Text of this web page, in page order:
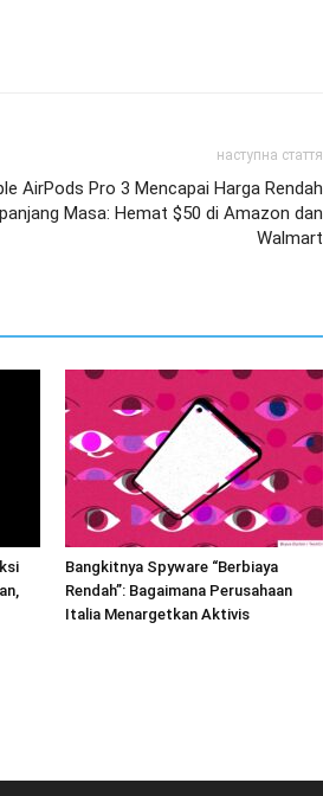
наступна стаття
AirPods Pro 3 Mencapai Harga Rendah
Masa: Hemat $50 di Amazon dan
Walmart
Bangkitnya Spyware “Berbiaya
Rendah”: Bagaimana Perusahaan
Italia Menargetkan Aktivis